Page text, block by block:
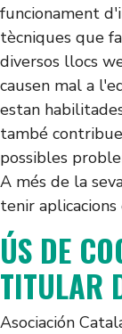
funcionament
tècniques que
diversos llocs
causen mal a
estan
també
possibles
A més de la
tenir
ÚS DE
TITULAR
Asociación